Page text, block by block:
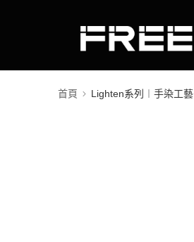
首頁 Lighten系列︱手染工藝